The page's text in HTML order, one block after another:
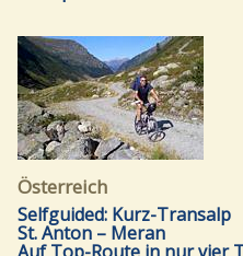
Österreich
Selfguided: Kurz-Transalp
St. Anton – Meran